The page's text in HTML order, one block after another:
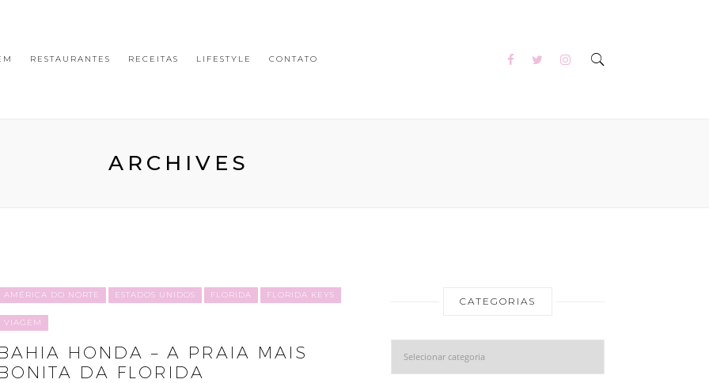
RESTAURANTES RECEITAS LIFESTYLE CONTATO
ARCHIVES
AMÉRICA DO NORTE ESTADOS UNIDOS FLORIDA FLORIDA KEYS
VIAGEM
HONDA – A PRAIA MAIS
DA FLORIDA
CATEGORIAS
Categorias